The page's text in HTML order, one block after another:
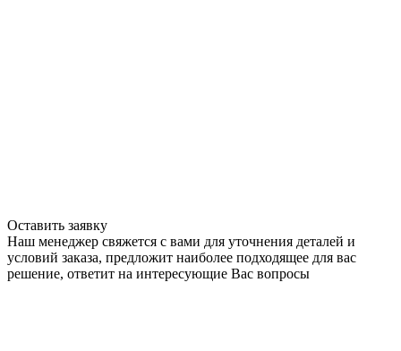
Оставить заявку
Наш менеджер свяжется с вами для уточнения деталей и
условий заказа, предложит наиболее подходящее для вас
решение, ответит на интересующие Вас вопросы